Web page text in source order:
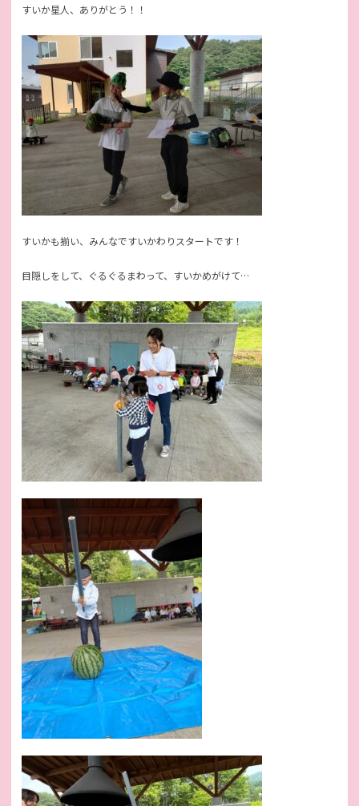
すいか星人、ありがとう！！
すいかも揃い、みんなですいかわりスタートです！
目隠しをして、ぐるぐるまわって、すいかめがけて…